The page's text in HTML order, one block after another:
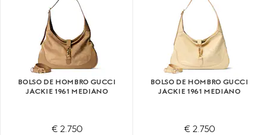
BOLSO DE HOMBRO GUCCI
JACKIE 1961 MEDIANO
€ 2.750
BOLSO DE HOMBRO GUCCI
JACKIE 1961 MEDIANO
€ 2.750